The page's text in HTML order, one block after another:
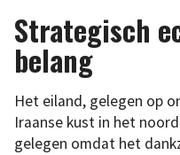
Strategisch
belang
Het eiland, gelegen op
Iraanse kust in het
gelegen omdat het